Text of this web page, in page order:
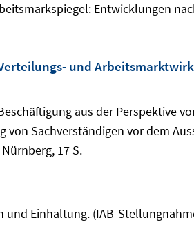
Entwicklungen
und
aus der Perspektive
Sachverständigen vor dem
17 S.
und Einhaltung. (IAB-